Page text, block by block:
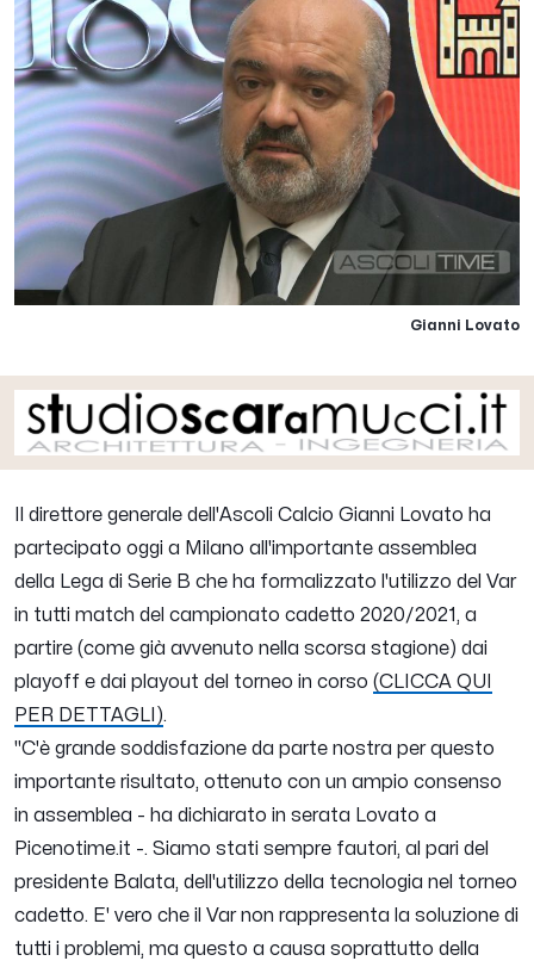
Gianni Lovato
Il direttore generale dell'Ascoli Calcio Gianni Lovato ha
partecipato oggi a Milano all'importante assemblea
della Lega di Serie B che ha formalizzato l'utilizzo del Var
in tutti match del campionato cadetto 2020/2021, a
partire (come già avvenuto nella scorsa stagione) dai
playoff e dai playout del torneo in corso (CLICCA QUI
PER DETTAGLI).
"C'è grande soddisfazione da parte nostra per questo
importante risultato, ottenuto con un ampio consenso
in assemblea - ha dichiarato in serata Lovato a
Picenotime.it -. Siamo stati sempre fautori, al pari del
presidente Balata, dell'utilizzo della tecnologia nel torneo
cadetto. E' vero che il Var non rappresenta la soluzione di
tutti i problemi, ma questo a causa soprattutto della